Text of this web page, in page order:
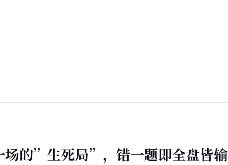
场的”生死局”，错一题即全盘皆输